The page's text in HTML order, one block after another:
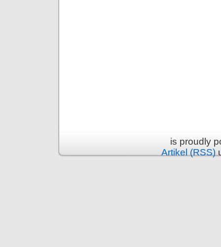
is proudly
Artikel (RSS)